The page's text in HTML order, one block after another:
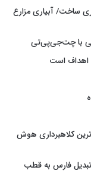
ساخت/ آبیاری مزارع
با چت‌جی‌پی‌تی
اهداف است
بزرگ‌ترین کلاهبرداری هوش
تبدیل فارس به قطب